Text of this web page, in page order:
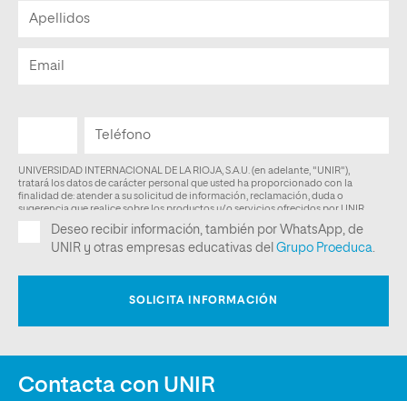
Contacta con UNIR